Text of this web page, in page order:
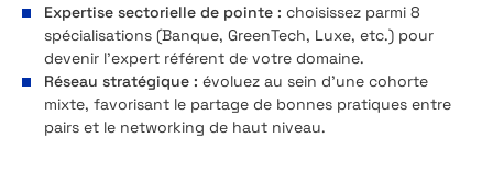
Expertise sectorielle de pointe : choisissez parmi 8
spécialisations (Banque, GreenTech, Luxe, etc.) pour
devenir l’expert référent de votre domaine.
Réseau stratégique : évoluez au sein d’une cohorte
mixte, favorisant le partage de bonnes pratiques entre
pairs et le networking de haut niveau.